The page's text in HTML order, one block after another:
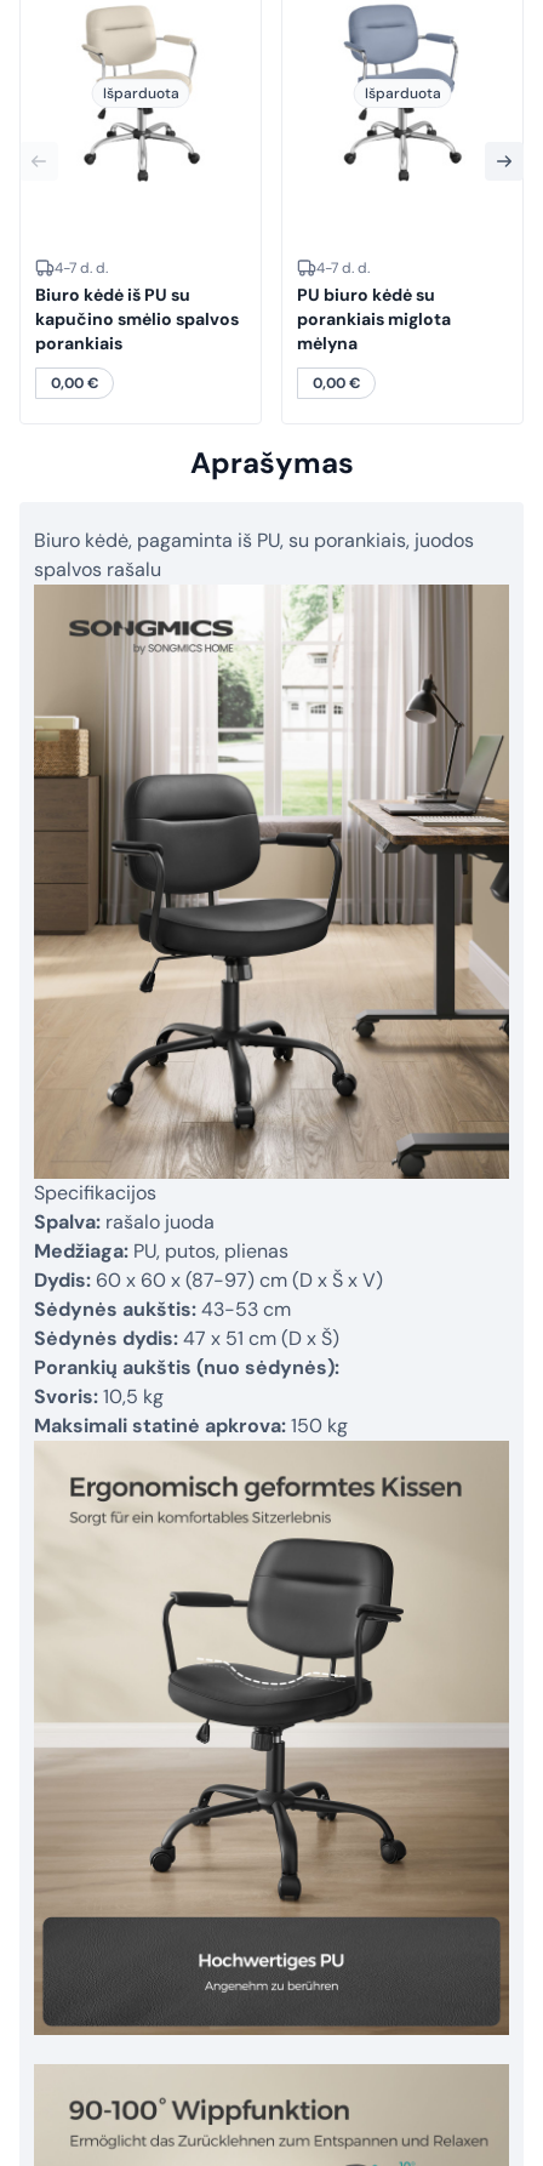
Išparduota
4-7 d. d.
Biuro kėdė iš PU su
kapučino smėlio spalvos
porankiais
0,00€
Išparduota
4-7 d. d.
PU biuro kėdė su
porankiais miglota
mėlyna
0,00€
Aprašymas
Biuro kėdė, pagaminta iš PU, su porankiais, juodos
spalvos rašalu
Specifikacijos
Spalva: rašalo juoda
Medžiaga: PU, putos, plienas
Dydis: 60 x 60 x (87-97) cm (D x Š x V)
Sėdynės aukštis:43-53 cm
Sėdynės dydis:47 x 51 cm (D x Š)
Porankių aukštis (nuo sėdynės):
Svoris:10,5 kg
Maksimali statinė apkrova:150 kg